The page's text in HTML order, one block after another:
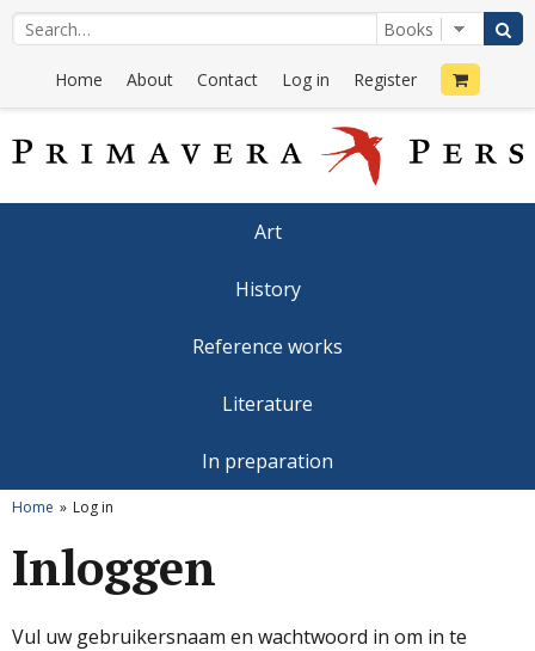
Home About Contact Log in Register
Art
History
Reference works
Literature
In preparation
Home Log in
Inloggen
Vul uw gebruikersnaam en wachtwoord in om in te